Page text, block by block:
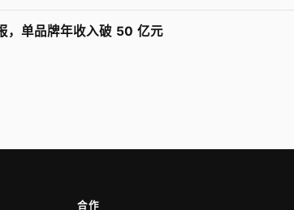
，单品牌年收入破 50 亿元
合作